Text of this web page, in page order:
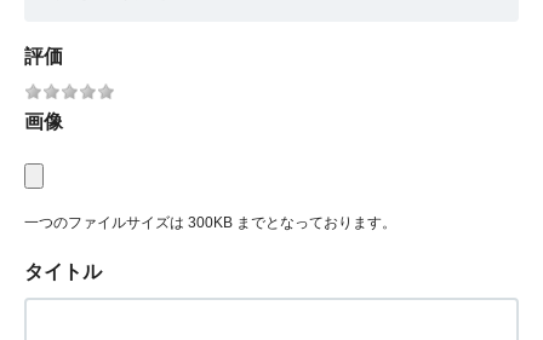
評価
画像
一つのファイルサイズは 300KB までとなっております。
タイトル